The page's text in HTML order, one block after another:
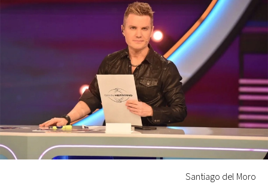
Santiago del Moro